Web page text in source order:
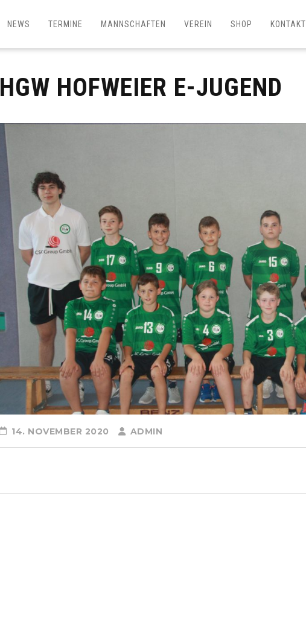
NEWS TERMINE MANNSCHAFTEN VEREIN SHOP KONTAKT
HGW HOFWEIER E-JUGEND
14. NOVEMBER 2020 ADMIN